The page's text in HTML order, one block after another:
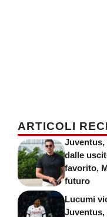
ARTICOLI
Juventus,
dalle
favorito,
futuro
Lucumi
Juventus,